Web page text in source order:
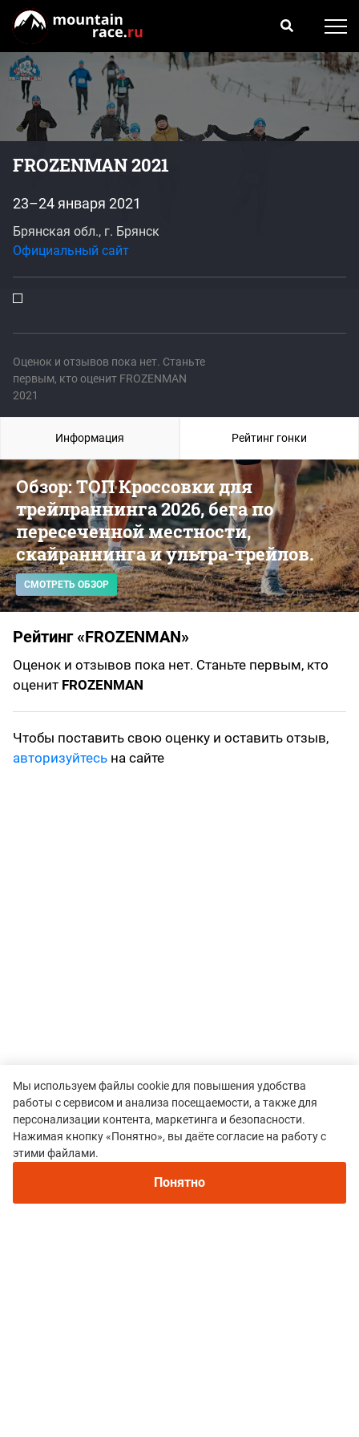
FROZENMAN 2021
Оценок и отзывов пока нет. Станьте
первым, кто оценит FROZENMAN
2021
23–24 января 2021
Брянская обл., г. Брянск
Официальный сайт
Обзор: ТОП Кроссовки для
трейлраннинга 2026, бега по
пересеченной местности,
скайраннинга и ультра-трейлов.
СМОТРЕТЬ ОБЗОР
Рейтинг «FROZENMAN»
Оценок и отзывов пока нет. Станьте первым, кто
оценит FROZENMAN
Чтобы поставить свою оценку и оставить отзыв,
авторизуйтесь на сайте
Информация Рейтинг гонки
Все гонки
Рекомендуем
Непромокаемые кроссовки для бега зимой и
трейлраннинга 2026. Для города и
Мы используем файлы cookie для повышения удобства
работы с сервисом и анализа посещаемости, а также для
персонализации контента, маркетинга и безопасности.
Нажимая кнопку «Понятно», вы даёте согласие на работу с
этими файлами.
Понятно